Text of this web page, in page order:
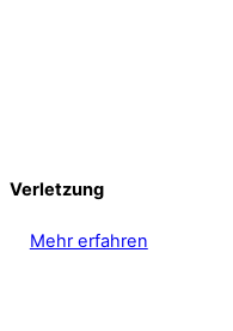
Verletzung
Mehr erfahren